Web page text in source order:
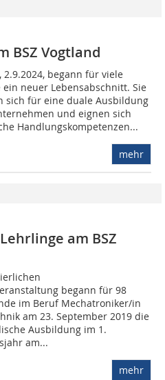
BSZ Vogtland
2.9.2024, begann für viele
ein neuer Lebensabschnitt. Sie
sich für eine duale Ausbildung
und eignen sich
Handlungskompetenzen...
mehr
am BSZ
begann für 98
im Beruf Mechatroniker/in
am 23. September 2019 die
Ausbildung im 1.
am...
mehr